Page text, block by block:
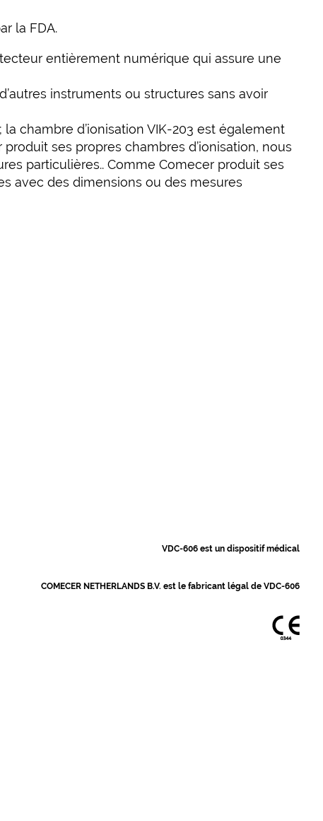
la FDA.
entièrement numérique qui assure une
instruments ou structures sans avoir
la chambre d’ionisation VIK-203 est également
ses propres chambres d’ionisation, nous
particulières.. Comme Comecer produit ses
avec des dimensions ou des mesures
VDC-606 est un dispositif médical
COMECER NETHERLANDS B.V. est le fabricant légal de VDC-606